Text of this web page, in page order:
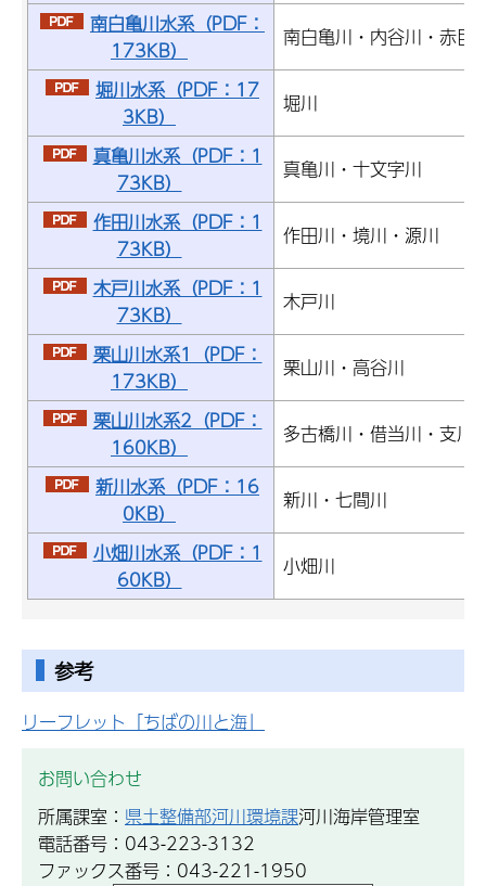
南白亀川水系（PDF：
173KB）
南白亀川・内谷川・赤目
堀川水系（PDF：17
3KB）
堀川
真亀川水系（PDF：1
73KB）
真亀川・十文字川
作田川水系（PDF：1
73KB）
作田川・境川・源川
木戸川水系（PDF：1
73KB）
木戸川
栗山川水系1（PDF：
173KB）
栗山川・高谷川
栗山川水系2（PDF：
160KB）
多古橋川・借当川・支川
新川水系（PDF：16
0KB）
新川・七間川
小畑川水系（PDF：1
60KB）
小畑川
参考
リーフレット「ちばの川と海」
お問い合わせ
所属課室： 県土整備部河川環境課河川海岸管理室
電話番号：043-223-3132
ファックス番号：043-221-1950